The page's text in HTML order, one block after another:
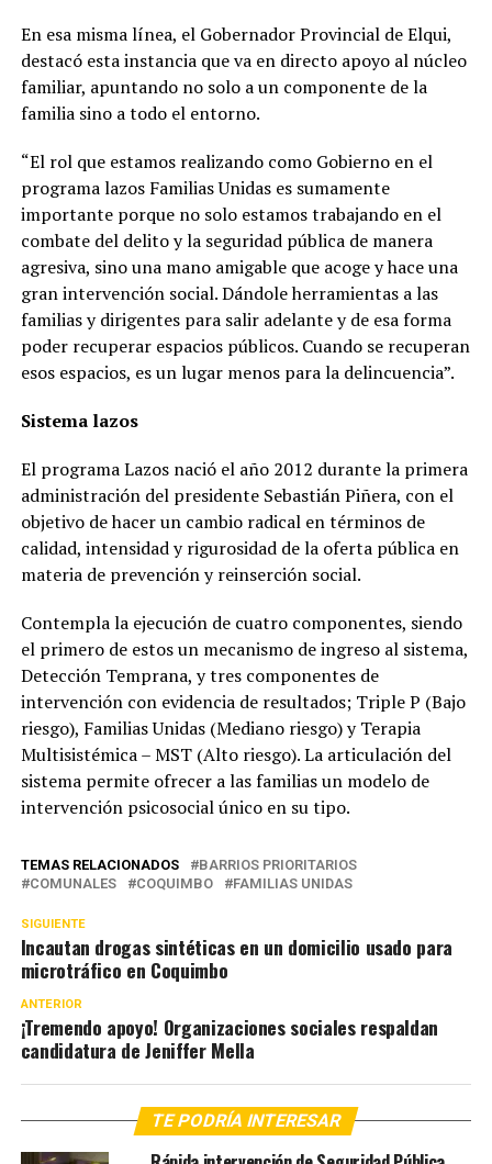
En esa misma línea, el Gobernador Provincial de Elqui,
destacó esta instancia que va en directo apoyo al núcleo
familiar, apuntando no solo a un componente de la
familia sino a todo el entorno.
“El rol que estamos realizando como Gobierno en el
programa lazos Familias Unidas es sumamente
importante porque no solo estamos trabajando en el
combate del delito y la seguridad pública de manera
agresiva, sino una mano amigable que acoge y hace una
gran intervención social. Dándole herramientas a las
familias y dirigentes para salir adelante y de esa forma
poder recuperar espacios públicos. Cuando se recuperan
esos espacios, es un lugar menos para la delincuencia”.
Sistema lazos
El programa Lazos nació el año 2012 durante la primera
administración del presidente Sebastián Piñera, con el
objetivo de hacer un cambio radical en términos de
calidad, intensidad y rigurosidad de la oferta pública en
materia de prevención y reinserción social.
Contempla la ejecución de cuatro componentes, siendo
el primero de estos un mecanismo de ingreso al sistema,
Detección Temprana, y tres componentes de
intervención con evidencia de resultados; Triple P (Bajo
riesgo), Familias Unidas (Mediano riesgo) y Terapia
Multisistémica – MST (Alto riesgo). La articulación del
sistema permite ofrecer a las familias un modelo de
intervención psicosocial único en su tipo.
TEMAS RELACIONADOS
BARRIOS PRIORITARIOS
COMUNALES
COQUIMBO FAMILIAS UNIDAS
SIGUIENTE
Incautan drogas sintéticas en un domicilio usado para
microtráfico en Coquimbo
ANTERIOR
¡Tremendo apoyo! Organizaciones sociales respaldan
candidatura de Jeniffer Mella
TE PODRÍA INTERESAR